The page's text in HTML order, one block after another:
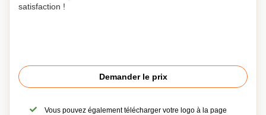
satisfaction !
Demander le prix
Vous pouvez également télécharger votre logo à la page